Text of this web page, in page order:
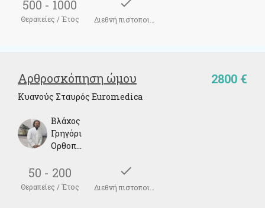
500 - 1000
Θεραπείες / Έτος
2800 €
Αρθροσκόπηση ώμου
Κυανούς Σταυρός Euromedica
Βλάχος
Γρηγόριος
Ορθοπαιδικός Χειρουργός
50 - 200
Θεραπείες / Έτος
check